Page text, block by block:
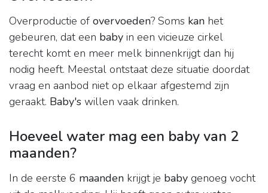
Overproductie of overvoeden? Soms kan het
gebeuren, dat een baby in een vicieuze cirkel
terecht komt en meer melk binnenkrijgt dan hij
nodig heeft. Meestal ontstaat deze situatie doordat
vraag en aanbod niet op elkaar afgestemd zijn
geraakt. Baby's willen vaak drinken.
Hoeveel water mag een baby van 2
maanden?
In de eerste 6 maanden krijgt je baby genoeg vocht